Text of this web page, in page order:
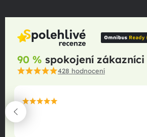
90 % spokojení zákazníci
428 hodnocení
maximální spokojenost
22.06.2025